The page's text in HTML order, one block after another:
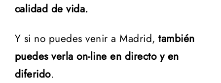
calidad de vida.
Y si no puedes venir a Madrid,también
puedes verla on-line en directo y en
diferido.